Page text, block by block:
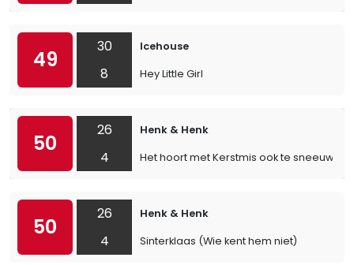
49
30
8
Icehouse
Hey Little Girl
50
26
4
Henk & Henk
Het hoort met Kerstmis ook te sneeuwen
50
26
4
Henk & Henk
Sinterklaas (Wie kent hem niet)